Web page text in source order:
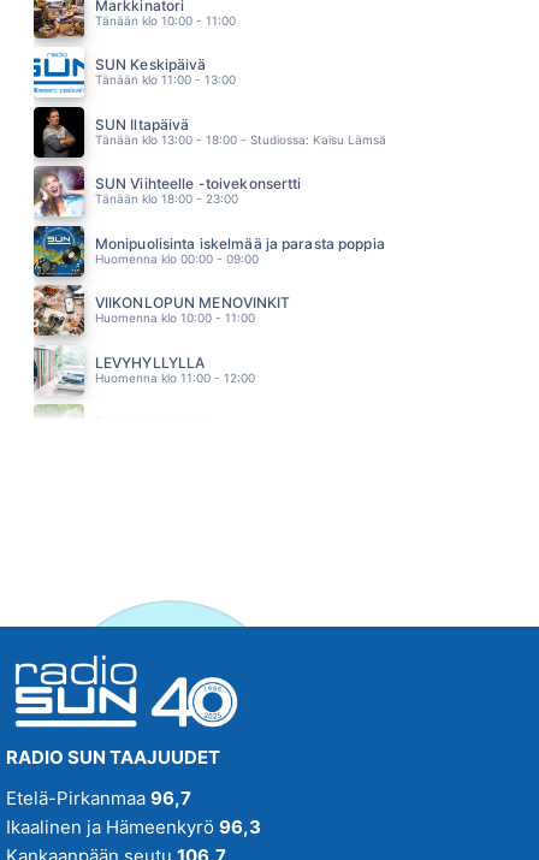
DISCO
01.58
KAIJA KOO
01.55
PHILHARMONIC
01.51
Markkinatori
Tänään klo 10:00 - 11:00
SUN Keskipäivä
Tänään klo 11:00 - 13:00
SUN Iltapäivä
Tänään klo 13:00 - 18:00 - Studiossa: Kaisu Lämsä
SUN Viihteelle -toivekonsertti
Tänään klo 18:00 - 23:00
Monipuolisinta iskelmää ja parasta poppia
Huomenna klo 00:00 - 09:00
VIIKONLOPUN MENOVINKIT
Huomenna klo 10:00 - 11:00
LEVYHYLLYLLÄ
Huomenna klo 11:00 - 12:00
RADIO SUN TAAJUUDET
Etelä-Pirkanmaa 96,7
Ikaalinen ja Hämeenkyrö 96,3